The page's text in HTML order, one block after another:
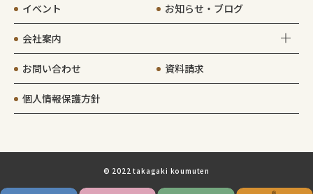
イベント お知らせ・ブログ
会社案内
お問い合わせ 資料請求
個人情報保護方針
© 2022 takagaki koumuten